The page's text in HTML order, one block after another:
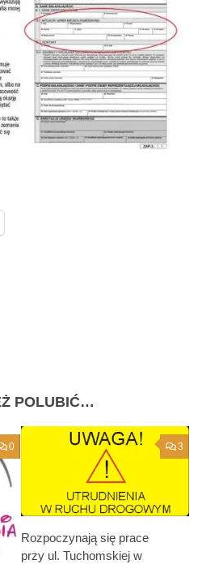
POLUBIĆ…
0 3
Rozpoczynają się prace
przy ul. Tuchomskiej w